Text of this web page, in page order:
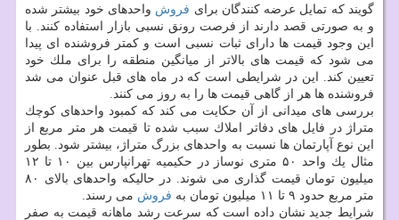
گویند كه تمایل عرضه كنندگان برای فروش واحدهای خود بیشتر شده
و به صورتی قصد دارند از فرصت رونق نسبی بازار استفاده كنند. با
این وجود قیمت ها دارای ثبات نسبی است و كمتر فروشنده ای پیدا
می شود كه قیمت های بالاتر از میانگین منطقه را برای ملك خود
تعیین كند. این در شرایطی است كه در ماه های قبل عنوان می شد
فروشنده ها هر از گاهی قیمت ها را به روز می كنند.
بررسی های میدانی از آن حكایت می كند كه كمبود واحدهای كوچك
متراژ در فایل های دفاتر املاك سبب شده تا قیمت هر متر مربع از
این نوع آپارتمان ها نسبت به واحدهای بزرگ متراژ، بیشتر شود. بطور
مثال یك واحد ۵۰ متری نوساز در حكیمیه تهرانپارس بین ۱۰ تا ۱۲
میلیون تومان قیمت گذاری می شوند. در حالیكه واحدهای بالای ۸۰
متر مربع حدود ۹ تا ۱۱ میلیون تومان به
فروش می رسند.
شرایط جدید نشان داده است كه سرعت رشد ماهانه قیمت به صفر